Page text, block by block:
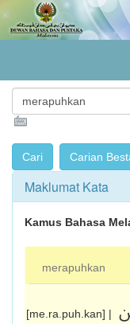
Maklumat Kata
Kamus Bahasa
merapuhkan
[me.ra.puh.kan] |